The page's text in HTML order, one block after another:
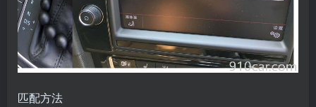
匹配方法